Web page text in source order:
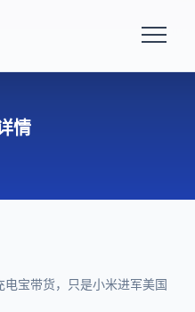
情
电宝带货，只是小米进军美国